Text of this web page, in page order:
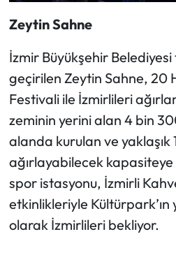
Zeytin Sahne
İzmir Büyükşehir
geçirilen Zeytin Sahne, 20
Festivali ile İzmirlileri
zeminin yerini alan 4 bin
alanda kurulan ve yaklaşık
ağırlayabilecek
spor istasyonu, İzmirli
etkinlikleriyle
olarak İzmirlileri bekliyor.